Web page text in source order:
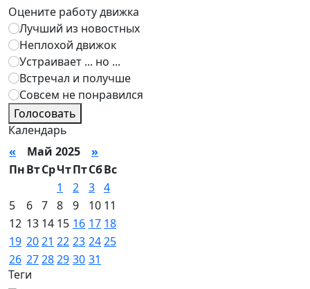
Оцените работу движка
Лучший из новостных
Неплохой движок
Устраивает ... но ...
Встречал и получше
Совсем не понравился
Голосовать
Календарь
« Май 2025 »
ПнВтСрЧтПтСбВс
1
2 3 4
5
6 7 8 9 10 11
12 13 14 15 16 17 18
19 2021 22 23 2425
26 272829 30 31
Теги